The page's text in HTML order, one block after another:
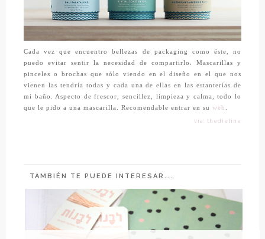
Cada vez que encuentro bellezas de packaging como éste, no
puedo evitar sentir la necesidad de compartirlo. Mascarillas y
pinceles o brochas que sólo viendo en el diseño en el que nos
vienen las tendría todas y cada una de ellas en las estanterías de
mi baño. Aspecto de frescor, sencillez, limpieza y calma, todo lo
que le pido a una mascarilla. Recomendable entrar en su web .
vía: thedieline
TAMBIÉN TE PUEDE INTERESAR...